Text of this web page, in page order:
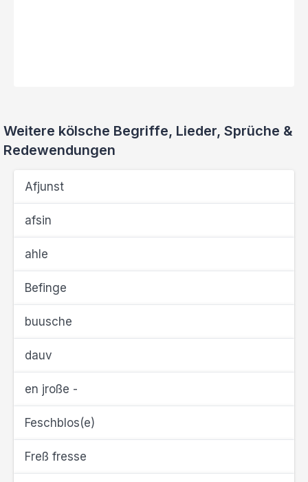
Weitere kölsche Begriffe, Lieder, Sprüche &
Redewendungen
Afjunst
afsin
ahle
Befinge
buusche
dauv
en jroße -
Feschblos(e)
Freß fresse